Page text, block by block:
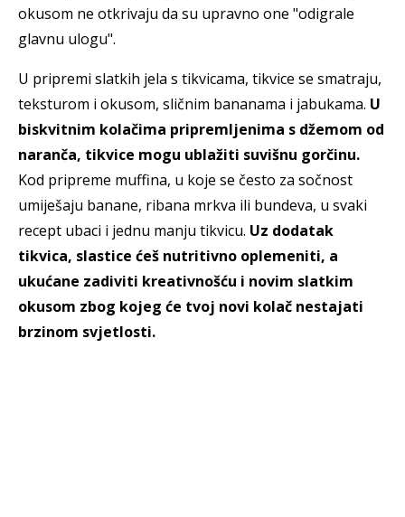
okusom ne otkrivaju da su upravno one "odigrale
glavnu ulogu".
U pripremi slatkih jela s tikvicama, tikvice se smatraju,
teksturom i okusom, sličnim bananama i jabukama. U
biskvitnim kolačima pripremljenima s džemom od
naranča, tikvice mogu ublažiti suvišnu gorčinu.
Kod pripreme muffina, u koje se često za sočnost
umiješaju banane, ribana mrkva ili bundeva, u svaki
recept ubaci i jednu manju tikvicu. Uz dodatak
tikvica, slastice ćeš nutritivno oplemeniti, a
ukućane zadiviti kreativnošću i novim slatkim
okusom zbog kojeg će tvoj novi kolač nestajati
brzinom svjetlosti.